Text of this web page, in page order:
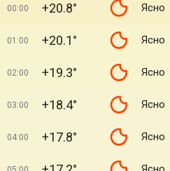
00:00 +20.8° Ясно
01:00 +20.1° Ясно
02:00 +19.3° Ясно
03:00 +18.4° Ясно
04:00 +17.8° Ясно